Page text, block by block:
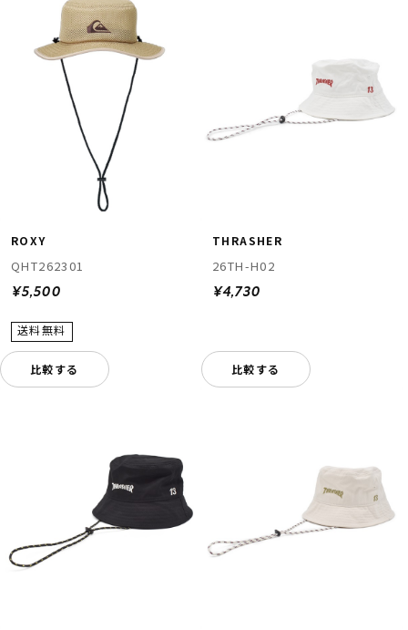
ROXY
QHT262301
¥5,500
比較する
THRASHER
26TH-H02
¥4,730
比較する